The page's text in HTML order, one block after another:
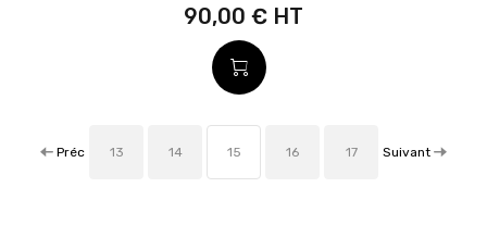
90,00 €
Préc 13 14 15 16 17 Suivant